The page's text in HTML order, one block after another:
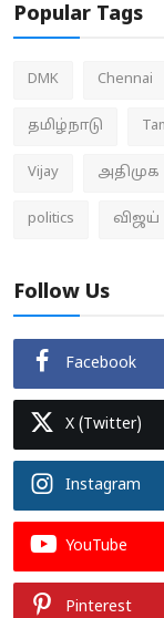
Popular Tags
DMK Chennai
தமிழ்நாடு
Vijay அதிமுக
politics விஜய்
Follow Us
Facebook
X (Twitter)
Instagram
YouTube
Pinterest